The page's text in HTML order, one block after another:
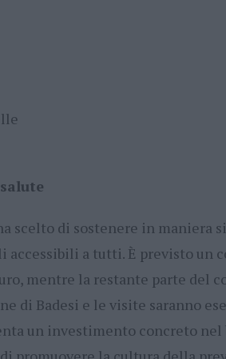
scelto di sostenere in maniera
a tutti. È previsto un
mentre la restante parte del
di Badesi e le visite saranno
un investimento concreto nel